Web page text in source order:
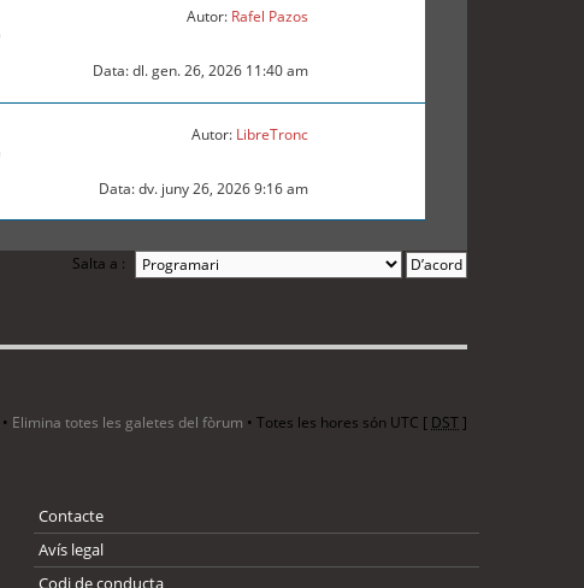
Autor: Rafel Pazos
Data: dl. gen. 26, 2026 11:40 am
Autor: LibreTronc
Data: dv. juny 26, 2026 9:16 am
Salta a :
• Elimina totes les galetes del fòrum • Totes les hores són UTC [ DST]
Contacte
Avís legal
Codi de conducta